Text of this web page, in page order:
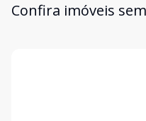
Confira imóveis